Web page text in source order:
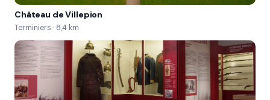
Château de Villepion
Terminiers · 8,4 km